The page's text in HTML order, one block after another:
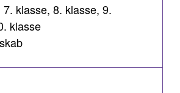
klasse, 8. klasse, 9.
klasse